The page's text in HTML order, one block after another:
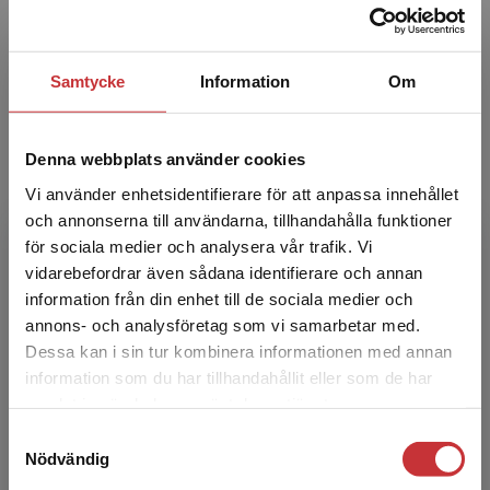
Samtycke Information Om
Denna webbplats använder cookies
Vi använder enhetsidentifierare för att anpassa innehållet
och annonserna till användarna, tillhandahålla funktioner
för sociala medier och analysera vår trafik. Vi
vidarebefordrar även sådana identifierare och annan
information från din enhet till de sociala medier och
annons- och analysföretag som vi samarbetar med.
Dessa kan i sin tur kombinera informationen med annan
information som du har tillhandahållit eller som de har
Nödvändig
Begränsad fraktregion
Det verkar som att du besöker
studentlitteratur.se via en enhet utanför Sverige.
Vi erbjuder inte leveranser utanför Sverige. För
att kunna slutföra ett köp måste
tillsammans med Maria Wiwe startat en kurs i
Maria Svernell
Maria Svernell (tidigare Wiwe) är leg.
psykolog, psykoterapeut och handledare. Hon
är knuten till Anna Freud National Centre for
Children and Famil...